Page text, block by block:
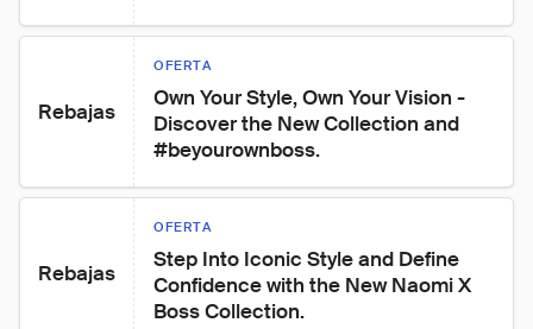
Rebajas
OFERTA
Own Your Style, Own Your Vision -
Discover the New Collection and
#beyourownboss.
Rebajas
OFERTA
Step Into Iconic Style and Define
Confidence with the New Naomi X
Boss Collection.